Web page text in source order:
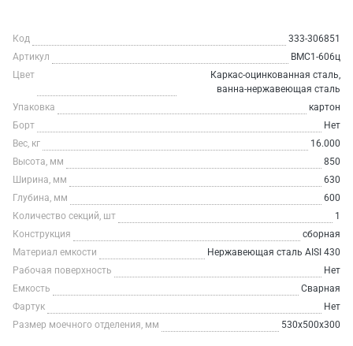
Код
333-306851
Артикул
ВМС1-606ц
Цвет
Каркас-оцинкованная сталь,
ванна-нержавеющая сталь
Упаковка
картон
Борт
Нет
Вес, кг
16.000
Высота, мм
850
Ширина, мм
630
Глубина, мм
600
Количество секций, шт
1
Конструкция
сборная
Материал емкости
Нержавеющая сталь AISI 430
Рабочая поверхность
Нет
Емкость
Сварная
Фартук
Нет
Размер моечного отделения, мм
530х500х300